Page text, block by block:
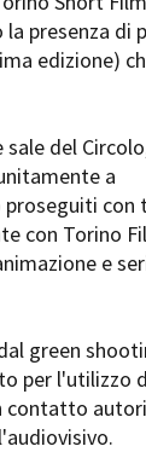
Days
Locarno
Mostra
Festa
Torino
David di
Nastri
Premio
Lavora
presenza di
edizione)
del
a
proseguiti con
con Torino
e
green
per l'utilizzo
contatto